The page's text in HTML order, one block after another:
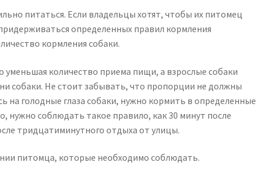
питаться. Если владельцы хотят, чтобы их питомец
определенных правил кормления
кормления собаки.
количество приема пищи, а взрослые собаки
собаки. Не стоит забывать, что пропорции не должны
на голодные глаза собаки, нужно кормить в определенные
нужно соблюдать такое правило, как 30 минут после
тридцатиминутного отдыха от улицы.
питомца, которые необходимо соблюдать.